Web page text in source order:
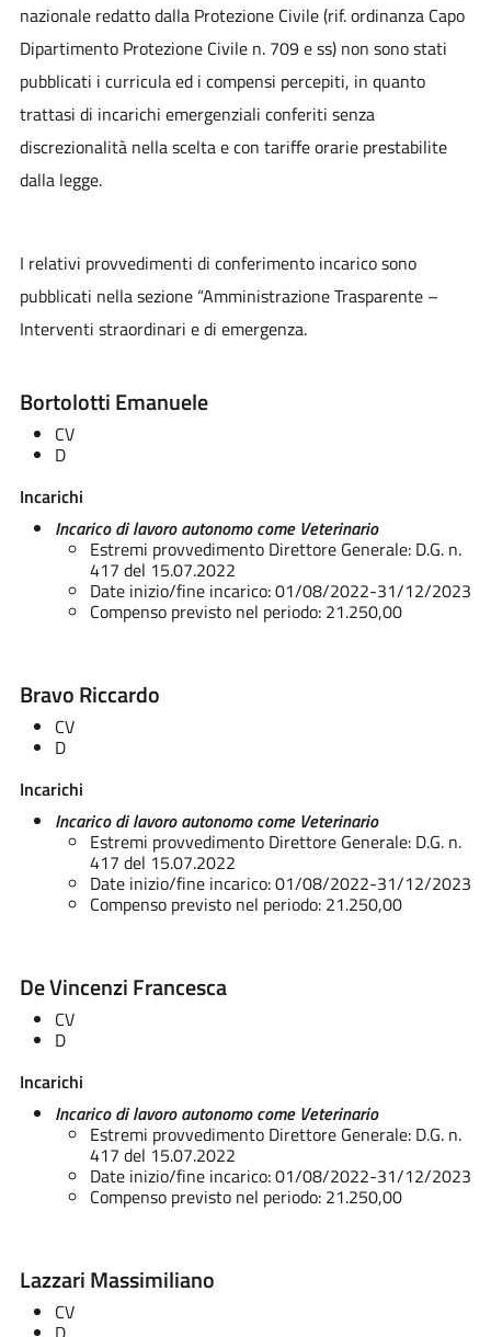
nazionale redatto dalla Protezione Civile (rif. ordinanza Capo
Dipartimento Protezione Civile n. 709 e ss) non sono stati
pubblicati i curricula ed i compensi percepiti, in quanto
trattasi di incarichi emergenziali conferiti senza
discrezionalità nella scelta e con tariffe orarie prestabilite
dalla legge.
I relativi provvedimenti di conferimento incarico sono
pubblicati nella sezione “Amministrazione Trasparente –
Interventi straordinari e di emergenza.
Bortolotti Emanuele
CV
D
Incarichi
Incarico di lavoro autonomo come Veterinario
Estremi provvedimento Direttore Generale: D.G. n.
417 del 15.07.2022
Date inizio/fine incarico: 01/08/2022-31/12/2023
Compenso previsto nel periodo: 21.250,00
Bravo Riccardo
CV
D
Incarichi
Incarico di lavoro autonomo come Veterinario
Estremi provvedimento Direttore Generale: D.G. n.
417 del 15.07.2022
Date inizio/fine incarico: 01/08/2022-31/12/2023
Compenso previsto nel periodo: 21.250,00
De Vincenzi Francesca
CV
D
Incarichi
Incarico di lavoro autonomo come Veterinario
Estremi provvedimento Direttore Generale: D.G. n.
417 del 15.07.2022
Date inizio/fine incarico: 01/08/2022-31/12/2023
Compenso previsto nel periodo: 21.250,00
Lazzari Massimiliano
CV